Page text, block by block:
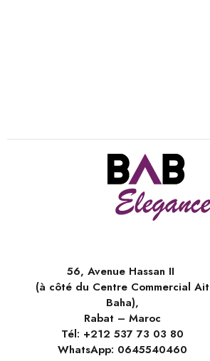
56, Avenue Hassan II
(à côté du Centre Commercial Ait
Baha),
Rabat – Maroc
Tél: +212 537 73 03 80
WhatsApp: 0645540460